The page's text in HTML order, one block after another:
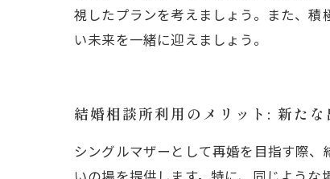
視したプランを考えましょう。また、
い未来を一緒に迎えましょう。
結婚相談所利用のメリット: 新た
シングルマザーとして再婚を目指す際